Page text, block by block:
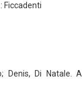
Ficcadenti
Denis, Di Natale. A